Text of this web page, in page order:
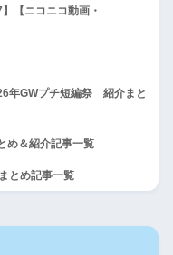
【ニコニコ動画・
年GWプチ短編祭 紹介まと
め＆紹介記事一覧
とめ記事一覧